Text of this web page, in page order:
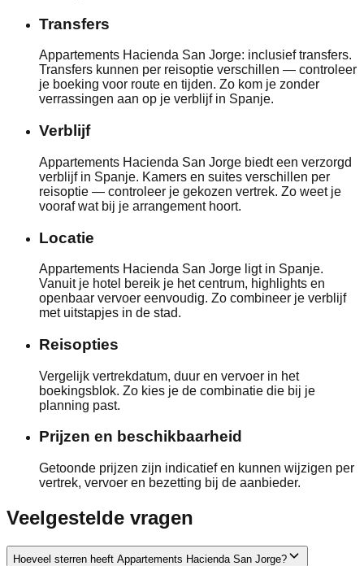
Transfers
Appartements Hacienda San Jorge: inclusief transfers.
Transfers kunnen per reisoptie verschillen — controleer
je boeking voor route en tijden. Zo kom je zonder
verrassingen aan op je verblijf in Spanje.
Verblijf
Appartements Hacienda San Jorge biedt een verzorgd
verblijf in Spanje. Kamers en suites verschillen per
reisoptie — controleer je gekozen vertrek. Zo weet je
vooraf wat bij je arrangement hoort.
Locatie
Appartements Hacienda San Jorge ligt in Spanje.
Vanuit je hotel bereik je het centrum, highlights en
openbaar vervoer eenvoudig. Zo combineer je verblijf
met uitstapjes in de stad.
Reisopties
Vergelijk vertrekdatum, duur en vervoer in het
boekingsblok. Zo kies je de combinatie die bij je
planning past.
Prijzen en beschikbaarheid
Getoonde prijzen zijn indicatief en kunnen wijzigen per
vertrek, vervoer en bezetting bij de aanbieder.
Veelgestelde vragen
Hoeveel sterren heeft Appartements Hacienda San Jorge?